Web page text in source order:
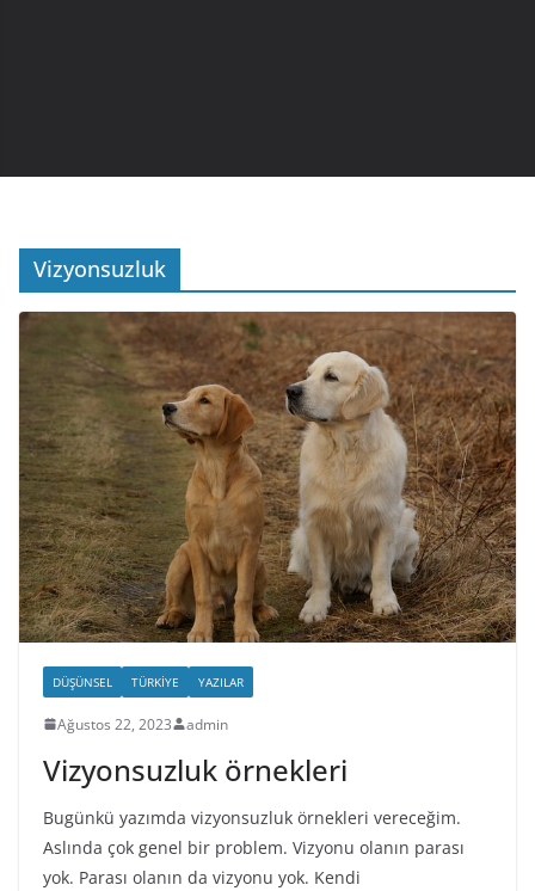
Vizyonsuzluk
DÜŞÜNSEL TÜRKIYE YAZILAR
Ağustos 22, 2023 admin
Vizyonsuzluk örnekleri
Bugünkü yazımda vizyonsuzluk örnekleri vereceğim.
Aslında çok genel bir problem. Vizyonu olanın parası
yok. Parası olanın da vizyonu yok. Kendi